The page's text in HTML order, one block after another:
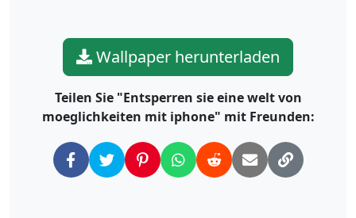
Wallpaper herunterladen
Teilen Sie "Entsperren sie eine welt von
moeglichkeiten mit iphone" mit Freunden: